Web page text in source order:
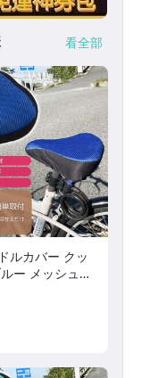
看全部
ルカバー クッ
ー メッシュ素
群 ママチャリ
ク ロードバイ
止 Rk890